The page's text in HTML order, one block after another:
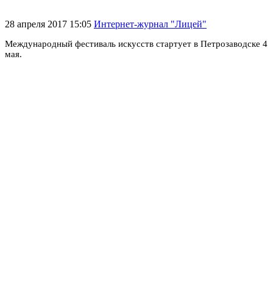
28 апреля 2017 15:05 Интернет-журнал "Лицей"
Международный фестиваль искусств стартует в Петрозаводске 4
мая.